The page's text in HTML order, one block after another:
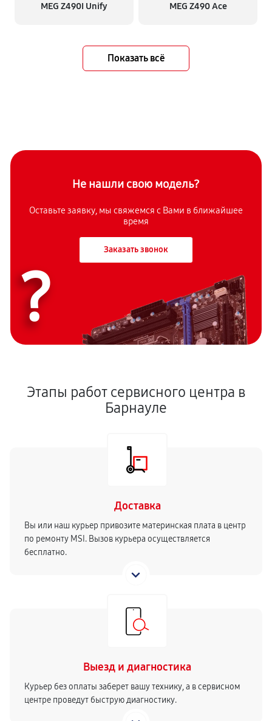
MEG Z490I Unify MEG Z490 Ace
Показать всё
Не нашли свою модель?
Оставьте заявку, мы свяжемся с Вами в ближайшее
время
Заказать звонок
?
Этапы работ сервисного центра в
Барнауле
Доставка
Вы или наш курьер привозите материнская плата в центр
по ремонту MSI. Вызов курьера осуществляется
бесплатно.
Выезд и диагностика
Курьер без оплаты заберет вашу технику, а в сервисном
центре проведут быструю диагностику.